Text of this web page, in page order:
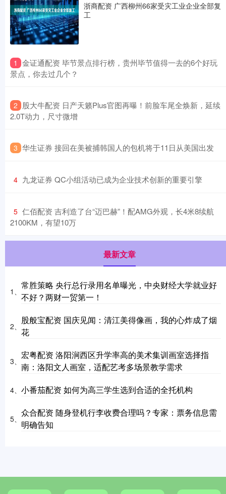
浙商配资 广西柳州66家受灾工业企业全部复
工
1 ​金证通配资 毕节景点排行榜，贵州毕节值得一去的6个好玩
景点，你去过几个？
2 ​股大牛配资 日产天籁Plus官图再曝！前脸车尾全焕新，延续
2.0T动力，尺寸微增
3 ​华生证券 接回在美被捕韩国人的包机将于11日从美国出发
4 ​九龙证券 QC小组活动已成为企业技术创新的重要引擎
5 ​仁佰配资 吉利造了台“迈巴赫”！配AMG外观，长4米8续航
2100KM，有望10万
最新文章
1、
常胜策略 央行总行录用名单曝光，中央财经大学就业好
不好？两财一贸第一！
2、
股般宝配资 国庆见闻：清江美得像画，我的心炸成了烟
花
3、
宏粤配资 洛阳涧西区升学率高的美术集训画室选择指
南：洛阳文人画室，适配艺考多场景教学需求
4、 小番茄配资 如何为高三学生选到合适的全托机构
5、
众合配资 随身登机行李收费合理吗？专家：票务信息需
明确告知